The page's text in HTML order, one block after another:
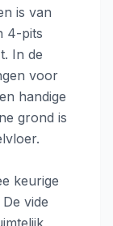
is van
4-pits
In de
voor
handige
grond is
keurige
vide